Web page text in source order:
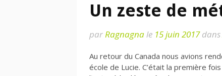
Un zeste de
parRagnagnale 15 juin 2017dans
Au retour du Canada nous avions
école de Lucie. C’était la première